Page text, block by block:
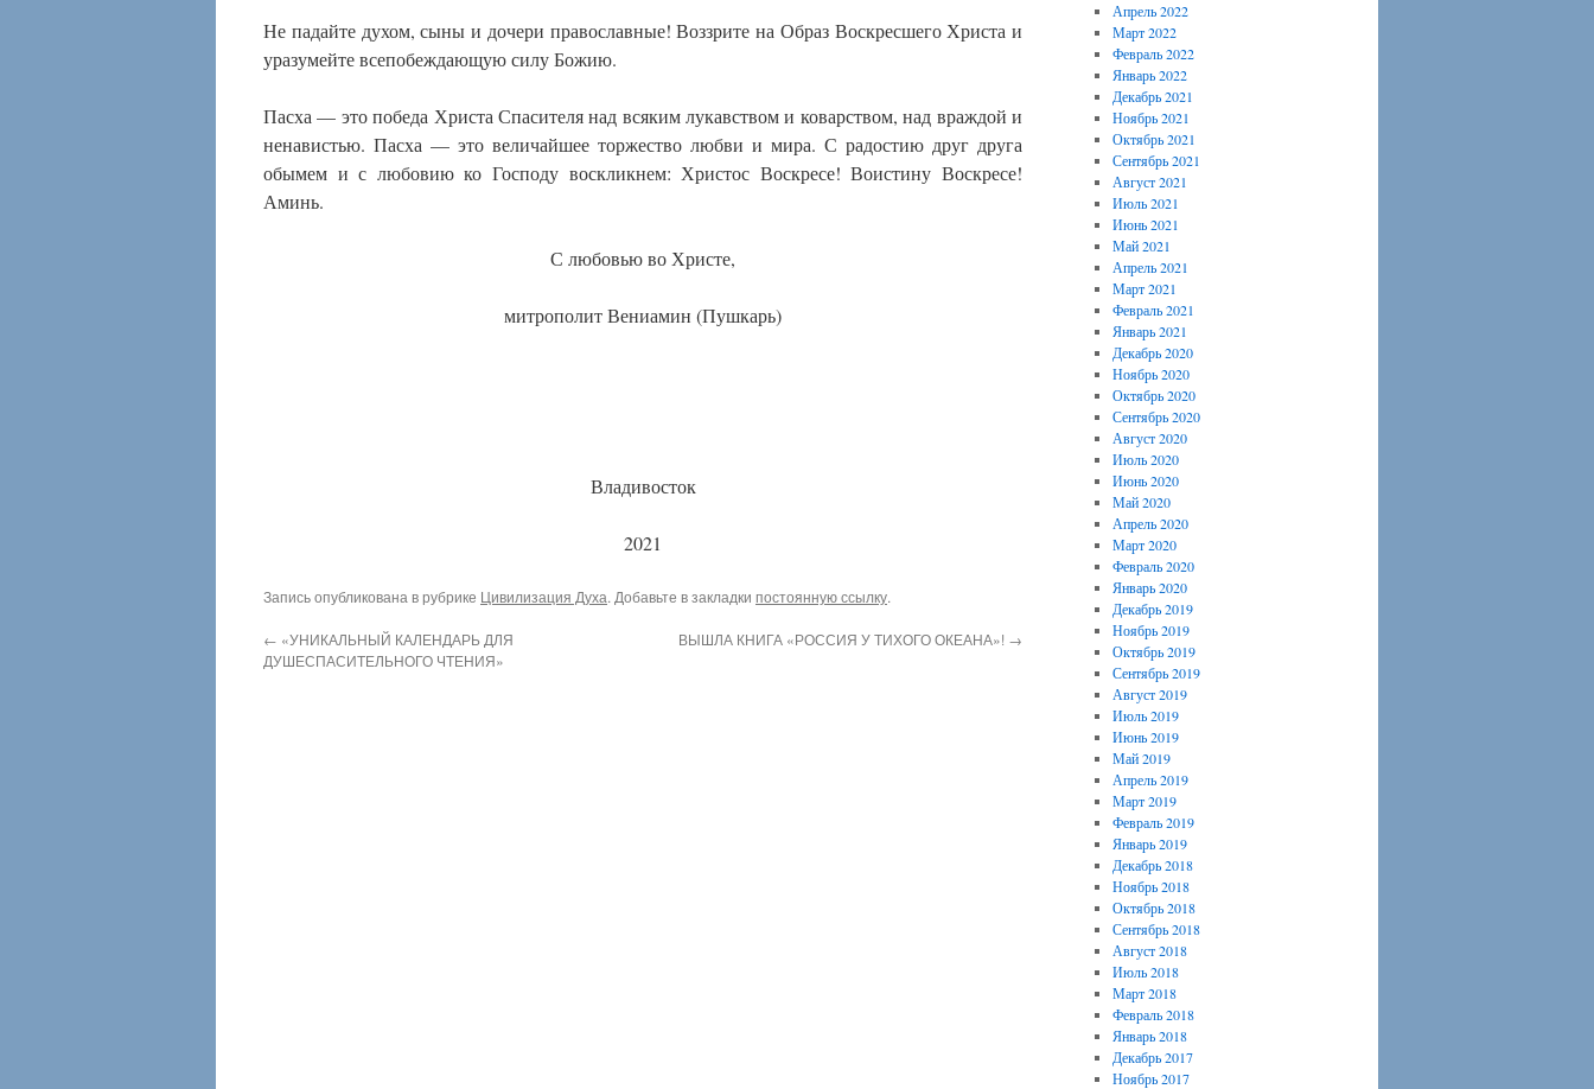
Не падайте духом, сыны и дочери православные! Воззрите на Образ Воскресшего Христа и
уразумейте всепобеждающую силу Божию.
Пасха — это победа Христа Спасителя над всяким лукавством и коварством, над враждой и
ненавистью. Пасха — это величайшее торжество любви и мира. С радостию друг друга
обымем и с любовию ко Господу воскликнем: Христос Воскресе! Воистину Воскресе!
Аминь.
С любовью во Христе,
митрополит Вениамин (Пушкарь)
Владивосток
2021
Запись опубликована в рубрике Цивилизация Духа. Добавьте в закладки постоянную ссылку.
← «УНИКАЛЬНЫЙ КАЛЕНДАРЬ ДЛЯ
ДУШЕСПАСИТЕЛЬНОГО ЧТЕНИЯ»
ВЫШЛА КНИГА «РОССИЯ У ТИХОГО ОКЕАНА»! →
Апрель 2022
Март 2022
Февраль 2022
Январь 2022
Декабрь 2021
Ноябрь 2021
Октябрь 2021
Сентябрь 2021
Август 2021
Июль 2021
Июнь 2021
Май 2021
Апрель 2021
Март 2021
Февраль 2021
Январь 2021
Декабрь 2020
Ноябрь 2020
Октябрь 2020
Сентябрь 2020
Август 2020
Июль 2020
Июнь 2020
Май 2020
Апрель 2020
Март 2020
Февраль 2020
Январь 2020
Декабрь 2019
Ноябрь 2019
Октябрь 2019
Сентябрь 2019
Август 2019
Июль 2019
Июнь 2019
Май 2019
Апрель 2019
Март 2019
Февраль 2019
Январь 2019
Декабрь 2018
Ноябрь 2018
Октябрь 2018
Сентябрь 2018
Август 2018
Июль 2018
Март 2018
Февраль 2018
Январь 2018
Декабрь 2017
Ноябрь 2017